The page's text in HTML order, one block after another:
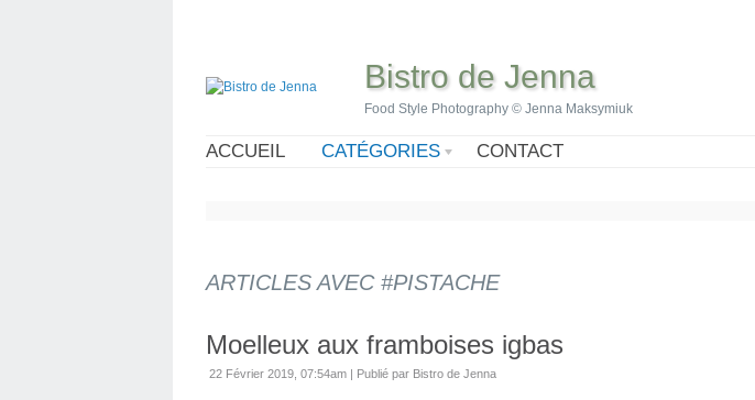
Bistro de Jenna
Food Style Photography © Jenna Maksymiuk
ACCUEIL CATÉGORIES CONTACT
ARTICLES AVEC #PISTACHE
Moelleux aux framboises igbas
22 Février 2019, 07:54am | Publié par Bistro de Jenna